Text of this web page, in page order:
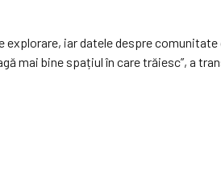
explorare, iar datele despre
mai bine spațiul în care trăiesc”, a